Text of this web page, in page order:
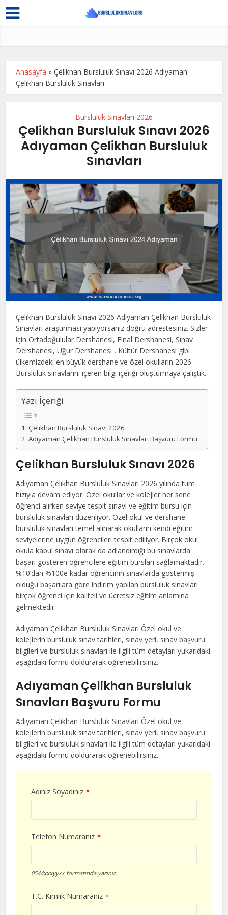
Anasayfa »Çelikhan Bursluluk Sınavı 2026 Adıyaman
Çelikhan Bursluluk Sınavları
Bursluluk Sınavları 2026
Çelikhan Bursluluk Sınavı 2026
Adıyaman Çelikhan Bursluluk
Sınavları
Çelikhan Bursluluk Sınavı 2026 Adıyaman Çelikhan Bursluluk
Sınavları araştırması yapıyorsanız doğru adrestesiniz. Sizler
için Ortadoğulular Dershanesi, Final Dershanesi, Sınav
Dershanesi, Uğur Dershanesi , Kültür Dershanesi gibi
ülkemizdeki en büyük dershane ve özel okulların 2026
Bursluluk sınavlarını içeren bilgi içeriği oluşturmaya çalıştık.
Yazı İçeriği
Çelikhan Bursluluk Sınavı 2026
Adıyaman Çelikhan Bursluluk Sınavları Başvuru Formu
Çelikhan Bursluluk Sınavı 2026
Adıyaman Çelikhan Bursluluk Sınavları 2026 yılında tüm
hızıyla devam ediyor. Özel okullar ve kolejler her sene
öğrenci alırken seviye tespit sınavı ve eğitim bursu için
bursluluk sınavları düzenliyor. Özel okul ve dershane
bursluluk sınavları temel alınarak okulların kendi eğitim
seviyelerine uygun öğrencileri tespit ediliyor. Birçok okul
okula kabul sınavı olarak da adlandırdığı bu sınavlarda
başarı gösteren öğrencilere eğitim bursları sağlamaktadır.
%10’dan %100e kadar öğrencinin sınavlarda göstermiş
olduğu başarılara göre indirim yapılan bursluluk sınavları
birçok öğrenci için kaliteli ve ücretsiz eğitim anlamına
gelmektedir.
Adıyaman Çelikhan Bursluluk Sınavları Özel okul ve
kolejlerin bursluluk sınav tarihleri, sınav yeri, sınav başvuru
bilgileri ve bursluluk sınavları ile ilgili tüm detayları yukarıdaki
aşağıdaki formu doldurarak öğrenebilirsiniz.
Adıyaman Çelikhan Bursluluk
Sınavları Başvuru Formu
Adıyaman Çelikhan Bursluluk Sınavları Özel okul ve
kolejlerin bursluluk sınav tarihleri, sınav yeri, sınav başvuru
bilgileri ve bursluluk sınavları ile ilgili tüm detayları yukarıdaki
aşağıdaki formu doldurarak öğrenebilirsiniz.
Adınız Soyadınız *
Telefon Numaranız *
0544xxxyyxx formatında yazınız.
T.C. Kimlik Numaranız *